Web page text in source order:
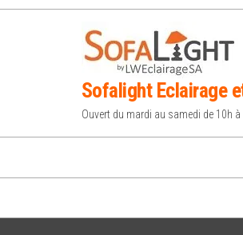
Sofalight Eclairage
Ouvert du mardi au samedi de 10h à